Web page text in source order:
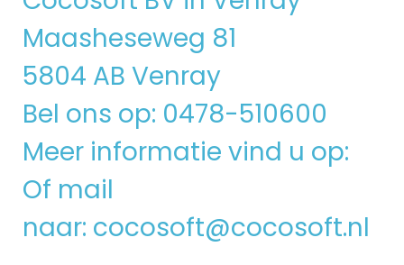
Maasheseweg 81
5804 AB Venray
Bel ons op: 0478-510600
Meer informatie vind u op:
Of mail
naar: cocosoft@cocosoft.nl